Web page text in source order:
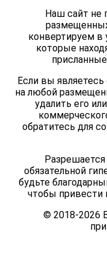
Наш сайт не
конвертируем
которые
Если вы
на любой
удалить его
обратитесь для
обязательной
будьте
чтобы
© 2018-2026